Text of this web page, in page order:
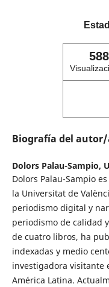
588
Biografía del
Dolors Palau-Sampio,
Dolors Palau-Sampio
la Universitat de
periodismo digital y
periodismo de calidad
de cuatro libros, ha
indexadas y medio
investigadora visitante
América Latina.